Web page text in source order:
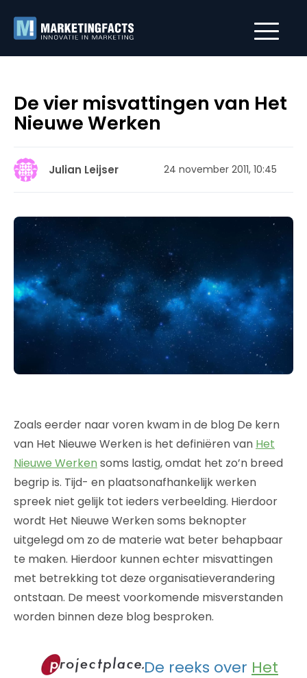
De vier misvattingen van Het
Nieuwe Werken
Julian Leijser 24 november 2011, 10:45
Zoals eerder naar voren kwam in de blog De kern
van Het Nieuwe Werken is het definiëren van Het
Nieuwe Werken soms lastig, omdat het zo’n breed
begrip is. Tijd- en plaatsonafhankelijk werken
spreek niet gelijk tot ieders verbeelding. Hierdoor
wordt Het Nieuwe Werken soms beknopter
uitgelegd om zo de materie wat beter behapbaar
te maken. Hierdoor kunnen echter misvattingen
met betrekking tot deze organisatieverandering
ontstaan. De meest voorkomende misverstanden
worden binnen deze blog besproken.
De reeks over Het